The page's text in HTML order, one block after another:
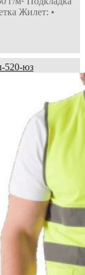
Жилет: •